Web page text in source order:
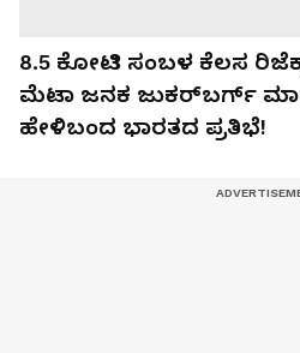
₹8.5 ಕೋಟಿ ಸಂಬಳ ಕೆಲಸ
ಮೆಟಾ ಜನಕ ಜುಕರ್‌ಬರ್ಗ್
ಹೇಳಿಬಂದ ಭಾರತದ ಪ್ರತಿಭೆ!